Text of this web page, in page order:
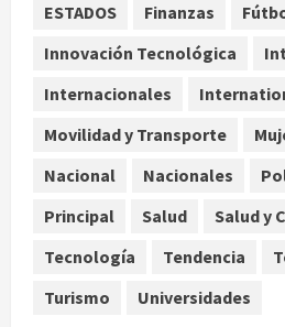
4
Estudio en
consumo de
agosto 7, 2026
Internacional
EE.UU.
y ciertos
ESTADOS
Finanzas
Innovación Tecnológica
Internacionales
Movilidad y Transporte
Nacional
Nacionales
Principal
Salud Salud y
Tecnología
Tendencia
Turismo
Universidades